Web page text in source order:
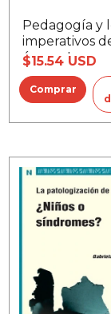
Pedagogía y
imperativos
época, La
$15.54 USD